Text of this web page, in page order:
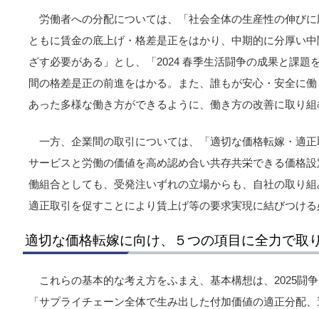
労働者への分配については、「社会全体の生産性の伸び
ともに賃金の底上げ・格差是正をはかり、中期的に分厚い
ざす必要がある」とし、「2024 春季生活闘争の成果と課題
間の格差是正の前進をはかる。また、誰もが安心・安全に
あった多様な働き方ができるように、働き方の改善に取り
一方、企業間の取引については、「適切な価格転嫁・適
サービスと労働の価値を高め認め合い共存共栄できる価格
働組合としても、受発注いずれの立場からも、自社の取り
適正取引を促すことにより賃上げ等の要求実現に結びつけ
適切な価格転嫁に向け、５つの項目に全力で取
これらの基本的な考え方をふまえ、基本構想は、2025闘
「サプライチェーン全体で生み出した付加価値の適正分配